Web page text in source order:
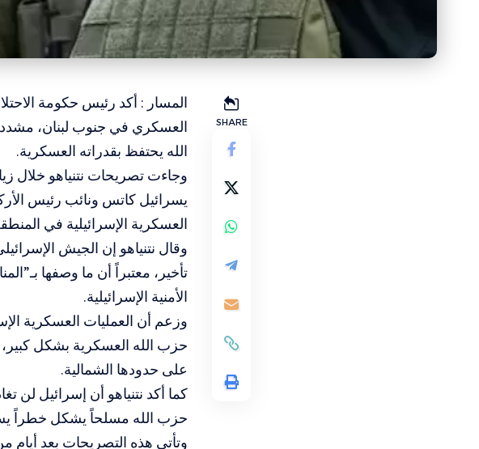
SHARE
المسار : أكد رئيس حكومة
العسكري في جنوب لبنان،
الله يحتفظ بقدراته العسكرية.
وجاءت تصريحات نتنياهو خلال
يسرائيل كاتس ونائب رئيس
العسكرية الإسرائيلية في
وقال نتنياهو إن الجيش
تأخير، معتبراً أن ما وصفها
الأمنية الإسرائيلية.
وزعم أن العمليات العسكرية
حزب الله العسكرية بشكل كبير،
على حدودها الشمالية.
كما أكد نتنياهو أن إسرائيل لن
حزب الله مسلحاً يشكل خطراً
وتأتي هذه التصريحات بعد أيام